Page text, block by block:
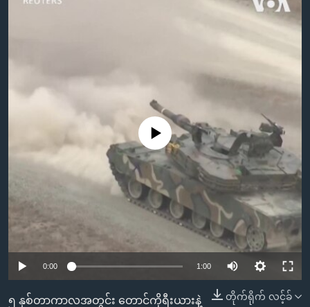
ရန်
ကျော်
မကြေးမုံရဲ့ အင်္ဂလိပ်စာ
ရေဒီယို
ရေဒီယိုနှင့်ရုပ်သံ အချက်အလက်များ
ဘာသာစကားများ
No media source currently available
0:00 1:00
တိုက်ရိုက် လင့်ခ်
၅ နှစ်တာကာလအတွင်း တောင်ကိုရီးယားနဲ့